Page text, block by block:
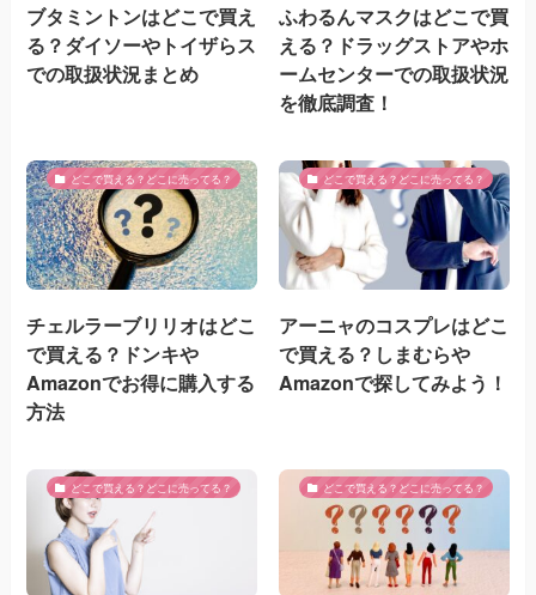
ブタミントンはどこで買え
る？ダイソーやトイザらス
での取扱状況まとめ
ふわるんマスクはどこで買
える？ドラッグストアやホ
ームセンターでの取扱状況
を徹底調査！
どこで買える？どこに売ってる？
チェルラーブリリオはどこ
で買える？ドンキや
Amazonでお得に購入する
方法
どこで買える？どこに売ってる？
アーニャのコスプレはどこ
で買える？しまむらや
Amazonで探してみよう！
どこで買える？どこに売ってる？ どこで買える？どこに売ってる？